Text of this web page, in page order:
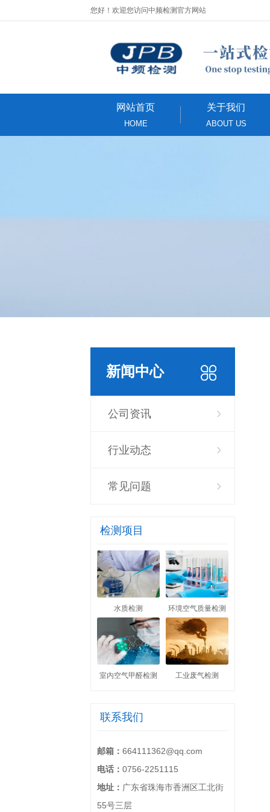
您好！欢迎您访问中频检测官方网站
网站首页
HOME
关于我们
ABOUT US
新闻中心
公司资讯
行业动态
常见问题
检测项目
水质检测 环境空气质量检测
室内空气甲醛检测 工业废气检测
联系我们
邮箱： 664111362@qq.com
电话： 0756-2251115
地址： 广东省珠海市香洲区工北街
55号三层